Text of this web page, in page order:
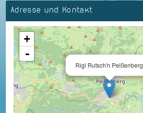
Adresse und Kontakt
Rigi Rutsch'n Peißenberg
+
-